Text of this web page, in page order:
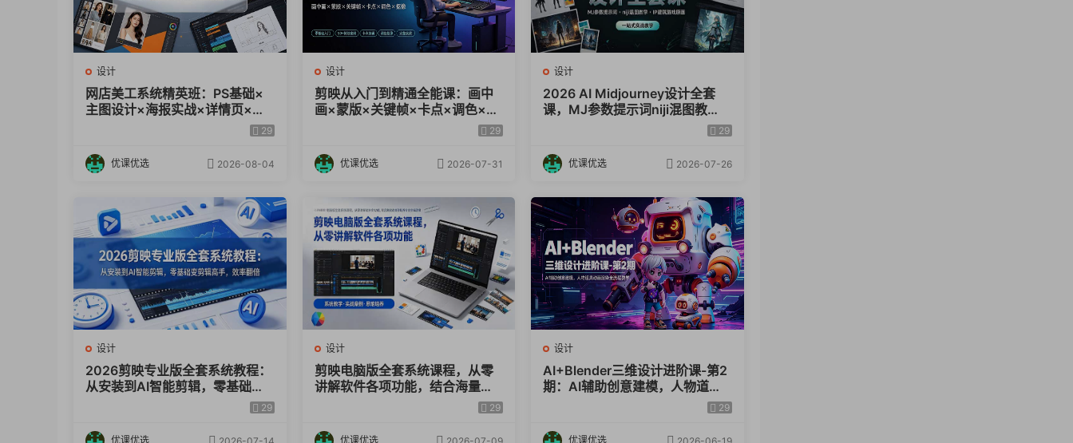
26 第十六课:ComfyUISDXL线稿控制工作流(增加细节).mp4
27 第十七课:ComfyUISDXL线稿控制工作流(增加细节方法2).mp4
28 第十八课:ComfyUISDXL线稿控制工作流(Lora改风格).mp4
30 第二十课:ComfyUISDXL线稿+深度控制出图 ,mp4
31 第二十一课:ComfyUlSDXL毛坯房室内出图实战,mp4
32 第二十二课:ComfyUISDXL老房改造高级工作流,mp4
33 第二十三课:Comfyui全屋定制-柜体出图.mp4
设计
网店美工系统精英班：PS基础×
主图设计×海报实战×详情页×首
页装修×产品修图×视频剪辑×人29
优课优选 2026-08-04
设计
剪映从入门到精通全能课：画中
画×蒙版×关键帧×卡点×调色×抠
像，一站式掌握剪辑核心技能
29
优课优选 2026-07-31
设计
2026 AI Midjourney设计全套
课，MJ参数提示词niji混图教
学，IP建筑游戏原画一站式实战29
优课优选 2026-07-26
设计
2026剪映专业版全套系统教程：
从安装到AI智能剪辑，零基础变
29
优课优选
设计
剪映电脑版全套系统课程，从零
讲解软件各项功能，结合海量实
29
优课优选
设计
AI+Blender三维设计进阶课-第2
期：AI辅助创意建模，人物道具
29
优课优选